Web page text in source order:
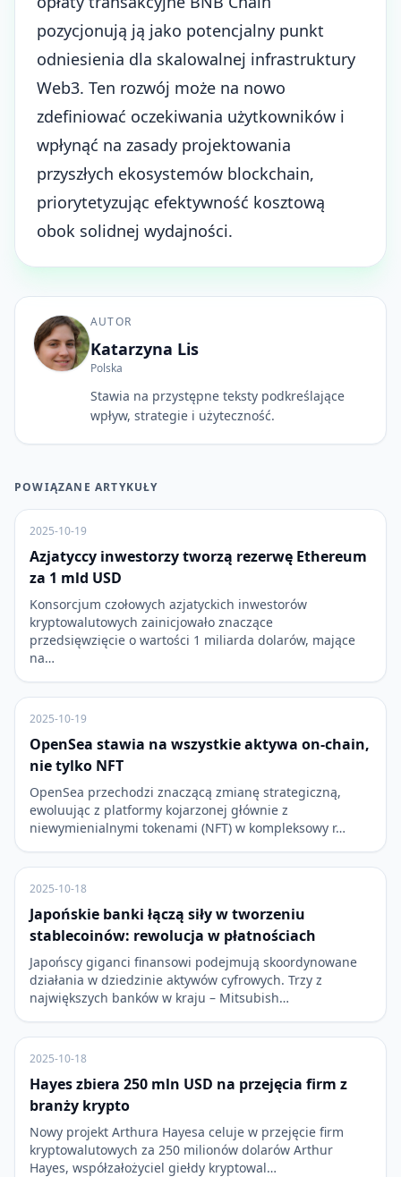
pozycjonują ją jako potencjalny punkt
odniesienia dla skalowalnej infrastruktury
Web3. Ten rozwój może na nowo
zdefiniować oczekiwania użytkowników i
wpłynąć na zasady projektowania
przyszłych ekosystemów blockchain,
priorytetyzując efektywność kosztową
obok solidnej wydajności.
AUTOR
Katarzyna Lis
Polska
Stawia na przystępne teksty podkreślające
wpływ, strategie i użyteczność.
POWIĄZANE ARTYKUŁY
2025-10-19
Azjatyccy inwestorzy tworzą rezerwę Ethereum
za 1 mld USD
Konsorcjum czołowych azjatyckich inwestorów
kryptowalutowych zainicjowało znaczące
przedsięwzięcie o wartości 1 miliarda dolarów, mające
na…
2025-10-19
OpenSea stawia na wszystkie aktywa on-chain,
nie tylko NFT
OpenSea przechodzi znaczącą zmianę strategiczną,
ewoluując z platformy kojarzonej głównie z
niewymienialnymi tokenami (NFT) w kompleksowy r…
2025-10-18
Japońskie banki łączą siły w tworzeniu
stablecoinów: rewolucja w płatnościach
Japońscy giganci finansowi podejmują skoordynowane
działania w dziedzinie aktywów cyfrowych. Trzy z
największych banków w kraju – Mitsubish…
2025-10-18
Hayes zbiera 250 mln USD na przejęcia firm z
branży krypto
Nowy projekt Arthura Hayesa celuje w przejęcie firm
kryptowalutowych za 250 milionów dolarów Arthur
Hayes, współzałożyciel giełdy kryptowal…